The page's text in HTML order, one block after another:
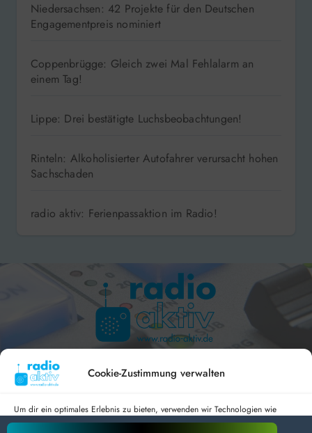
Cookie-Zustimmung verwalten
Um dir ein optimales Erlebnis zu bieten, verwenden wir Technologien wie
Cookies, um Geräteinformationen zu speichern und/oder darauf zuzugreifen.
Niedersachsen: 42 Projekte für den Deutschen
Engagementpreis nominiert
Coppenbrügge: Gleich zwei Mal Fehlalarm an
einem Tag!
Lippe: Drei bestätigte Luchsbeobachtungen!
Rinteln: Alkoholisierter Autofahrer verursacht hohen
Sachschaden
radio aktiv: Ferienpassaktion im Radio!
Hameln 99.3 – Bad Pyrmont 94.8 – Bad Münder 107.2 –
DAB+ 9C